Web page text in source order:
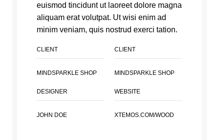
euismod tincidunt ut laoreet dolore magna
aliquam erat volutpat. Ut wisi enim ad
minim veniam, quis nostrud exerci tation.
CLIENT
MINDSPARKLE SHOP
CLIENT
MINDSPARKLE SHOP
DESIGNER
JOHN DOE
WEBSITE
XTEMOS.COM/WOOD